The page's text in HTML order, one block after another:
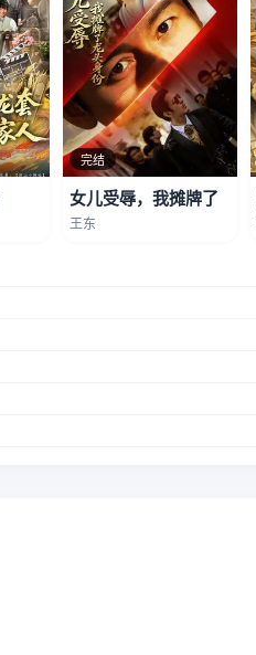
完结
女儿受辱，我摊牌了
王东